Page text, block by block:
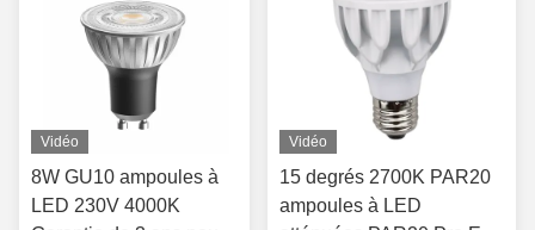
Vidéo
8W GU10 ampoules à
LED 230V 4000K
Vidéo
15 degrés 2700K PAR20
ampoules à LED